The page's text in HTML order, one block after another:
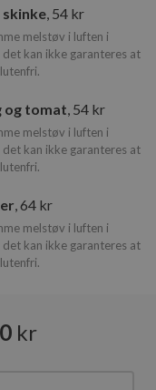
, 54 kr
melstøv i luften i
kan ikke garanteres at
og tomat , 54 kr
melstøv i luften i
kan ikke garanteres at
, 64 kr
melstøv i luften i
kan ikke garanteres at
0kr